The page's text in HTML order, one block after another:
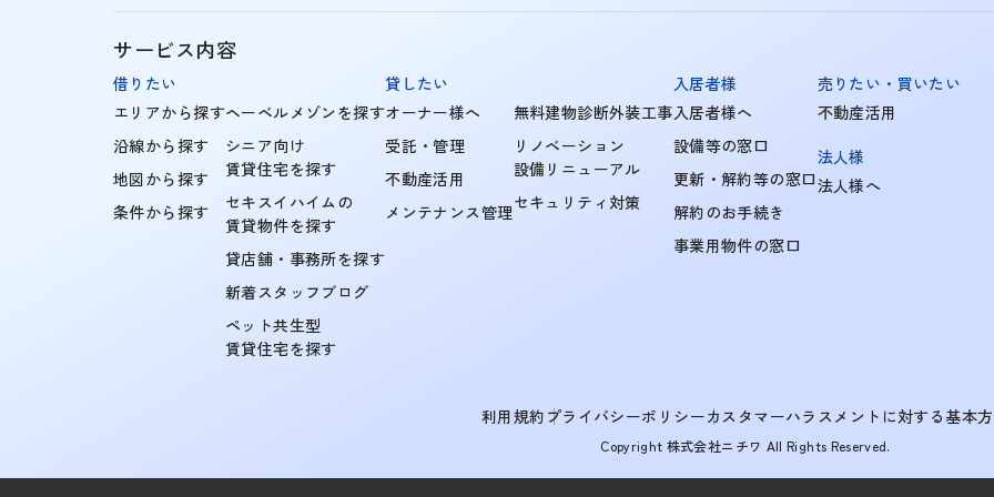
サービス内容
借りたい
エリアから探す
沿線から探す
地図から探す
条件から探す
ヘーベルメゾンを探す
シニア向け
賃貸住宅を探す
セキスイハイムの
賃貸物件を探す
貸店舗・事務所を探す
新着スタッフブログ
ペット共生型
賃貸住宅を探す
貸したい
オーナー様へ
受託・管理
不動産活用
メンテナンス管理
無料建物診断外装工事
リノベーション
設備リニューアル
セキュリティ対策
入居者様
入居者様へ
設備等の窓口
更新・解約等の窓口
解約のお手続き
事業用物件の窓口
売りたい・買いたい
不動産活用
法人様
法人様へ
利用規約 プライバシーポリシーカスタマーハラスメントに対する基本
Copyright 株式会社ニチワ All Rights Reserved.